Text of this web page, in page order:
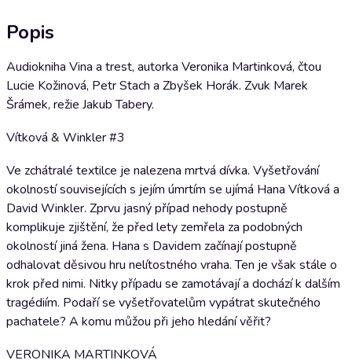
Popis
Audiokniha Vina a trest, autorka Veronika Martinková, čtou
Lucie Kožinová, Petr Stach a Zbyšek Horák. Zvuk Marek
Šrámek, režie Jakub Tabery.
Vítková & Winkler #3
Ve zchátralé textilce je nalezena mrtvá dívka. Vyšetřování
okolností souvisejících s jejím úmrtím se ujímá Hana Vítková a
David Winkler. Zprvu jasný případ nehody postupně
komplikuje zjištění, že před lety zemřela za podobných
okolností jiná žena. Hana s Davidem začínají postupně
odhalovat děsivou hru nelítostného vraha. Ten je však stále o
krok před nimi. Nitky případu se zamotávají a dochází k dalším
tragédiím. Podaří se vyšetřovatelům vypátrat skutečného
pachatele? A komu můžou při jeho hledání věřit?
VERONIKA MARTINKOVÁ